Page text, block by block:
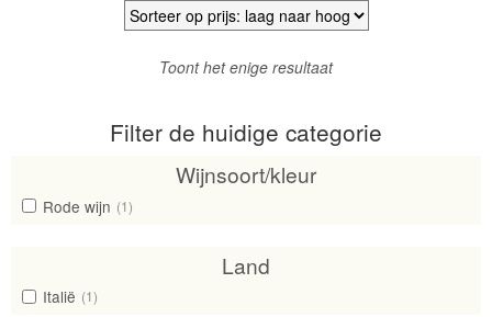
Toont het enige resultaat
Filter de huidige categorie
Wijnsoort/kleur
Rode wijn (1)
Land
Italië (1)